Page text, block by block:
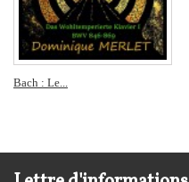
Bach : Le...